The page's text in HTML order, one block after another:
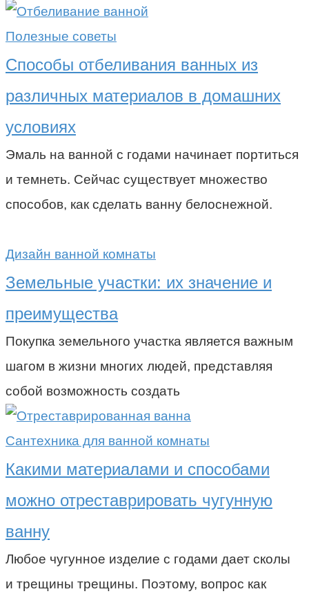
Полезные советы
Способы отбеливания ванных из
различных материалов в домашних
условиях
Эмаль на ванной с годами начинает портиться
и темнеть. Сейчас существует множество
способов, как сделать ванну белоснежной.
Дизайн ванной комнаты
Земельные участки: их значение и
преимущества
Покупка земельного участка является важным
шагом в жизни многих людей, представляя
собой возможность создать
Сантехника для ванной комнаты
Какими материалами и способами
можно отреставрировать чугунную
ванну
Любое чугунное изделие с годами дает сколы
и трещины трещины. Поэтому, вопрос как